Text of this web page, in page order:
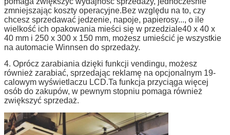
Płatność kartą kredytową
Opcje sprzętowe
19-calowy wyświetlacz reklamowy LCD, drukarka
Czytnik kart RFID, kamera ...
Jeśli części, których potrzebujesz, nie są wymienione
doświadczenie w zarządzaniu zapasami itp.
Wbudowane głośniki
2*3W
Napięcie robocze
100-240V, 50/60Hz
Aprobata
zmniejszając koszty operacyjne.Bez względu na to, czy
chcesz sprzedawać jedzenie, napoje, papierosy..., o ile
wielkość ich opakowania mieści się w przedziale40 x 40 x
40 mm i 250 x 300 x 150 mm, możesz umieścić je wszystkie
na automacie Winnsen do sprzedaży.
4. Oprócz zarabiania dzięki funkcji vendingu, możesz
również zarabiać, sprzedając reklamę na opcjonalnym 19-
calowym wyświetlaczu LCD.Ta funkcja przyciąga więcej
osób do zakupów, w pewnym stopniu pomaga również
zwiększyć sprzedaż.